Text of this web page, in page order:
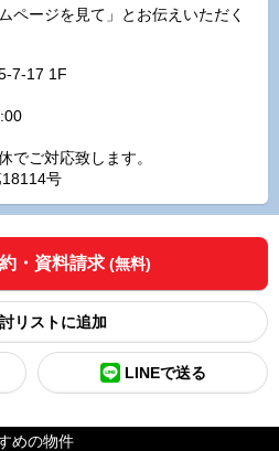
ページを見て」とお伝えいただく
7-17 1F
でご対応致します。
号
・資料請求 (無料)
リスト
LINEで送る
めの物件